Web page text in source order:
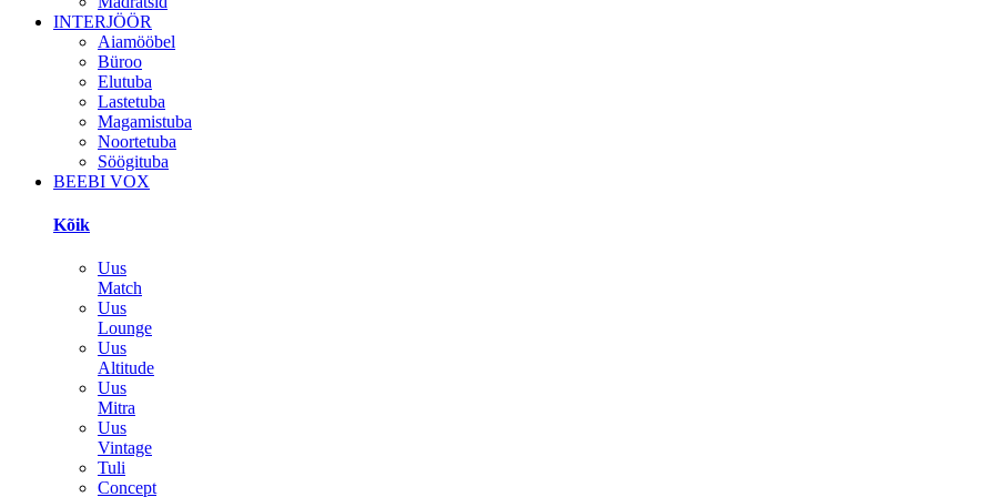
INTERJÖÖR
Aiamööbel
Büroo
Elutuba
Lastetuba
Magamistuba
Noortetuba
Söögituba
BEEBI VOX
Kõik
Uus
Match
Uus
Lounge
Uus
Altitude
Uus
Mitra
Uus
Vintage
Tuli
Concept